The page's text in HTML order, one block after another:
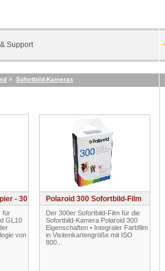
Support
» Sofortbild-Kameras
- 30
für
GL10
von
Polaroid 300 Sofortbild-Film
Der 300er Sofortbild-Film für die
Sofortbild-Kamera Polaroid 300
Eigenschaften • Integraler Farbfilm
in Visitenkartengröße mit ISO
800...